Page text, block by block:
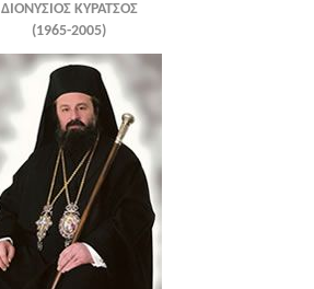
ΔΙΟΝΥΣΙΟΣ ΚΥΡΑΤΣΟΣ
(1965-2005)